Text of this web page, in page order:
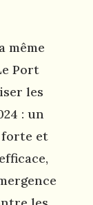
même
Port
les
: un
forte et